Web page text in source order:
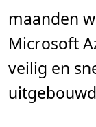
maanden
Microsoft
veilig en